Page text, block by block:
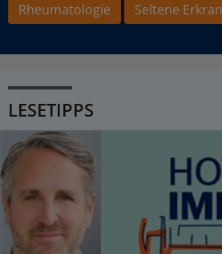
Rheumatologie
Seltene
LESETIPPS